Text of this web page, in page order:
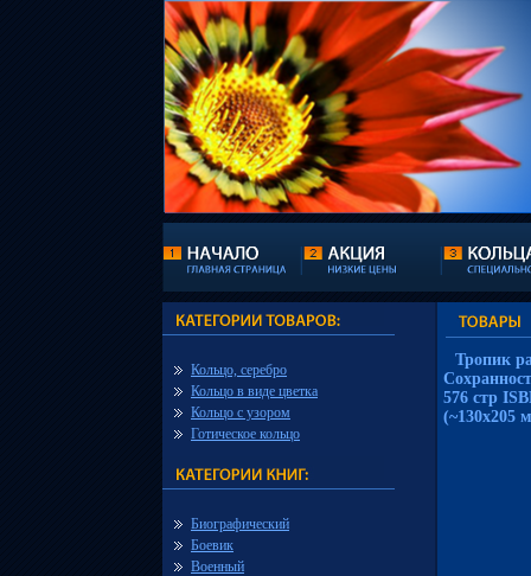
Кольцо, серебро
Кольцо в виде цветка
Кольцо с узором
Готическое кольцо
Биографический
Боевик
Военный
Тропик
576 стр
(~130х205